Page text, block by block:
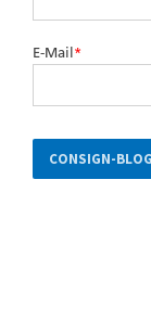
E-Mail *